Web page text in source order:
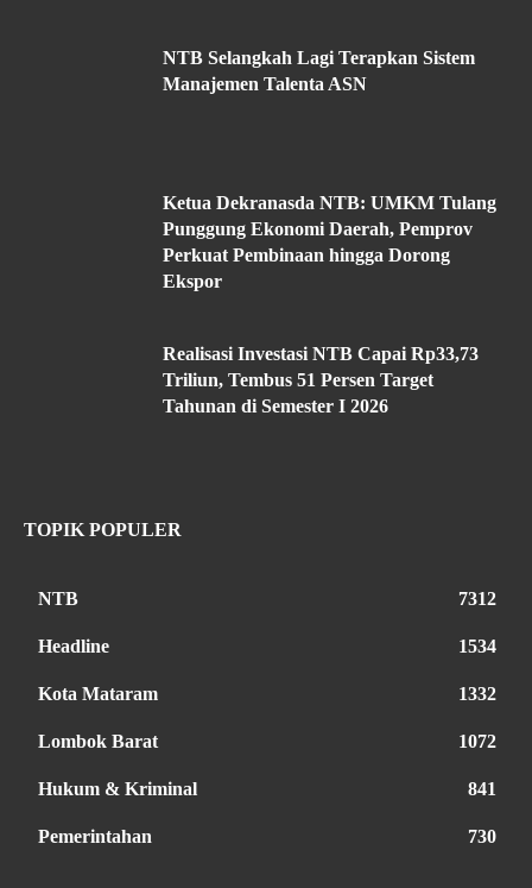
NTB Selangkah Lagi Terapkan Sistem
Manajemen Talenta ASN
Ketua Dekranasda NTB: UMKM Tulang
Punggung Ekonomi Daerah, Pemprov
Perkuat Pembinaan hingga Dorong
Ekspor
Realisasi Investasi NTB Capai Rp33,73
Triliun, Tembus 51 Persen Target
Tahunan di Semester I 2026
TOPIK POPULER
NTB 7312
Headline 1534
Kota Mataram 1332
Lombok Barat 1072
Hukum & Kriminal 841
Pemerintahan 730